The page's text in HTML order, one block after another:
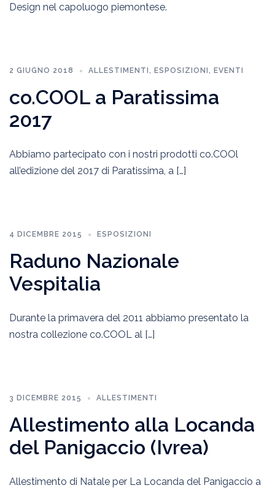
Design nel capoluogo piemontese.
2 GIUGNO 2018 ALLESTIMENTI , ESPOSIZIONI , EVENTI
co.COOL a Paratissima
2017
Abbiamo partecipato con i nostri prodotti co.COOl
all’edizione del 2017 di Paratissima, a […]
4 DICEMBRE 2015 ESPOSIZIONI
Raduno Nazionale
Vespitalia
Durante la primavera del 2011 abbiamo presentato la
nostra collezione co.COOL al […]
3 DICEMBRE 2015 ALLESTIMENTI
Allestimento alla Locanda
del Panigaccio (Ivrea)
Allestimento di Natale per La Locanda del Panigaccio a